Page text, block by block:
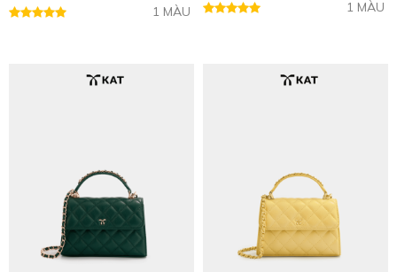
1 MÀU
1 MÀU